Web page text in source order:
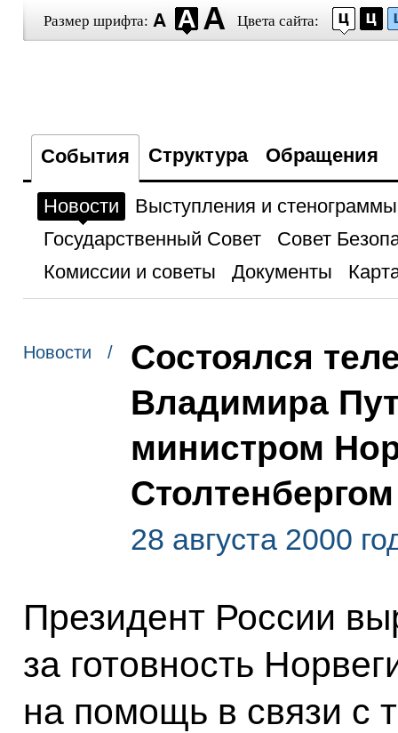
Размер шрифта: Цвета сайта:
События Структура Обращения
Новости
Выступления и стенограммы
Государственный Совет
Совет
Комиссии и советы
Документы
Новости /
Состоялся
Владимира
министром
Столтенбергом
28 августа 2000
Президент России
за готовность
на помощь в связи с